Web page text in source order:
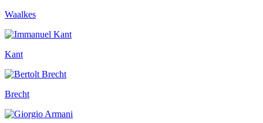
Waalkes
Kant
Brecht